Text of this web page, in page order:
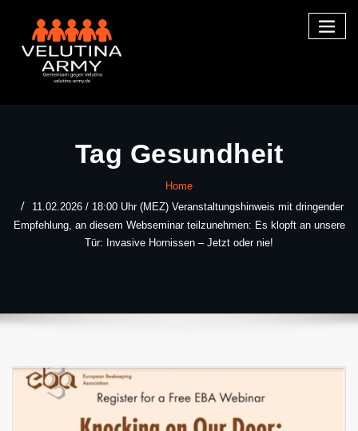
content
Tag Gesundheit
Home
11.02.2026 / 18:00 Uhr (MEZ) Veranstaltungshinweis mit dringender
Empfehlung, an diesem Webseminar teilzunehmen: Es klopft an unsere
Tür: Invasive Hornissen – Jetzt oder nie!